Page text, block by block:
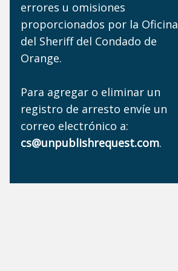
errores u omisiones
proporcionados por la Oficina
del Sheriff del Condado de
Orange.
Para agregar o eliminar un
registro de arresto envíe un
correo electrónico a:
cs@unpublishrequest.com.